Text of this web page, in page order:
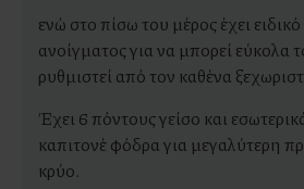
ενώ στο πίσω του μέρος έχει
ανοίγματος για να μπορεί εύκολα
ρυθμιστεί από τον καθένα
Έχει 6 πόντους γείσο και
καπιτονέ φόδρα για μεγαλύτερη
κρύο.